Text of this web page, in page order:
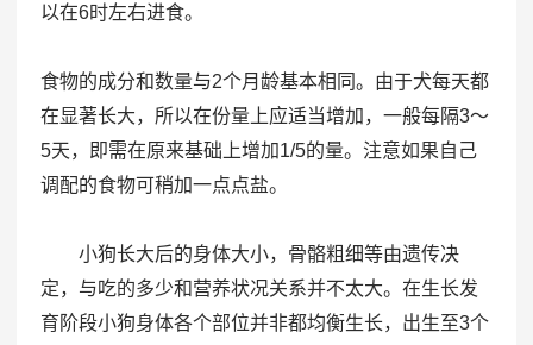
以在6时左右进食。
食物的成分和数量与2个月龄基本相同。由于犬每天都
在显著长大，所以在份量上应适当增加，一般每隔3～
5天，即需在原来基础上增加1/5的量。注意如果自己
调配的食物可稍加一点点盐。
小狗长大后的身体大小，骨骼粗细等由遗传决
定，与吃的多少和营养状况关系并不太大。在生长发
育阶段小狗身体各个部位并非都均衡生长，出生至3个